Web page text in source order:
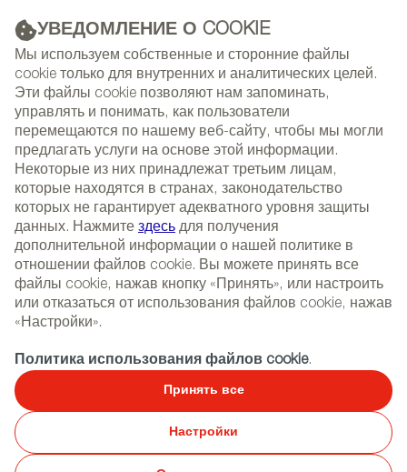
УВЕДОМЛЕНИЕ О COOKIE
Мы используем собственные и сторонние файлы
cookie только для внутренних и аналитических целей.
Эти файлы cookie позволяют нам запоминать,
управлять и понимать, как пользователи
перемещаются по нашему веб-сайту, чтобы мы могли
предлагать услуги на основе этой информации.
Некоторые из них принадлежат третьим лицам,
которые находятся в странах, законодательство
которых не гарантирует адекватного уровня защиты
данных. Нажмите здесь для получения
дополнительной информации о нашей политике в
отношении файлов cookie. Вы можете принять все
файлы cookie, нажав кнопку «Принять», или настроить
или отказаться от использования файлов cookie, нажав
«Настройки».
Политика использования файлов cookie.
Принять все
Настройки
РЕКЛАМА
(+34) 913 497 100 |
NEWSLETTER
СОБЫТИЯ
Select
language
ГЛАВНАЯ РЕПОРТАЖИ ИНТЕРВЬЮ
JM FERRERO-estudi{H}ac